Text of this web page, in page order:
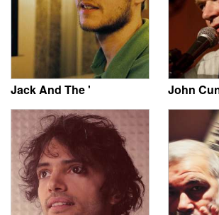
Jack And The ' John